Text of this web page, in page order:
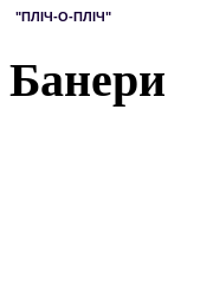
"ПЛІЧ-О-ПЛІЧ"
Банери